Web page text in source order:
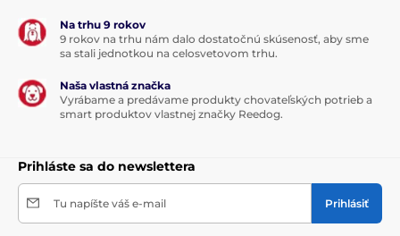
Na trhu 9 rokov
9 rokov na trhu nám dalo dostatočnú skúsenosť, aby sme
sa stali jednotkou na celosvetovom trhu.
Naša vlastná značka
Vyrábame a predávame produkty chovateľských potrieb a
smart produktov vlastnej značky Reedog.
Prihláste sa do newslettera
Tu napíšte váš e-mail Prihlásiť